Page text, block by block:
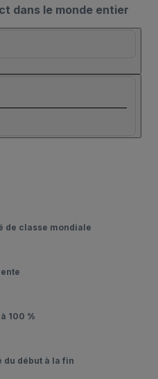
dans le monde entier
de classe mondiale
100 %
début à la fin